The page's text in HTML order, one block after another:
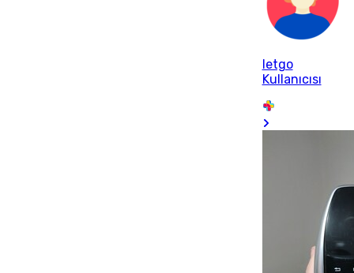
letgo
Kullanıcısı